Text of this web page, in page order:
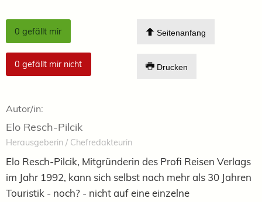
0 gefällt mir
0 gefällt mir nicht
Seitenanfang
Drucken
Autor/in:
Elo Resch-Pilcik
Herausgeberin / Chefredakteurin
Elo Resch-Pilcik, Mitgründerin des Profi Reisen Verlags
im Jahr 1992, kann sich selbst nach mehr als 30 Jahren
Touristik - noch? - nicht auf eine einzelne